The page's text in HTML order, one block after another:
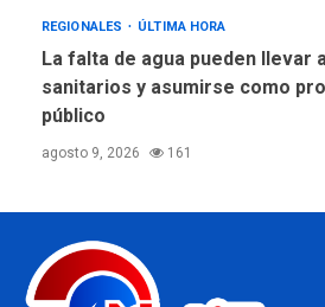
REGIONALES ÚLTIMA HORA
La falta de agua pueden llevar
sanitarios y asumirse como
público
agosto 9, 2026 161